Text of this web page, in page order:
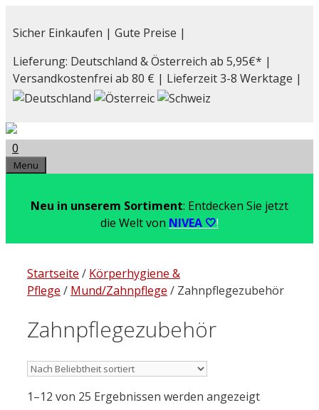
Inhalt
Sicher Einkaufen | Gute Preise |
Lieferung: Deutschland & Österreich ab 5,95€* |
Versandkostenfrei ab 80 € | Lieferzeit 3-8 Werktage |
0
Menu
Neu in unserem Sortiment: Entdecken Sie jetzt
die Welt von NIVEA 🤍!
Startseite / Körperhygiene &
Pflege / Mund/Zahnpflege / Zahnpflegezubehör
Zahnpflegezubehör
1–12 von 25 Ergebnissen werden angezeigt